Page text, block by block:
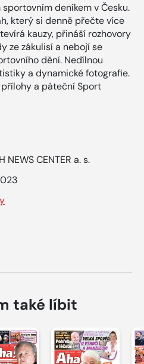
deníkem v Česku.
který si denně přečte více
kauzy, přináší rozhovory
ze zákulisí a nebojí se
dění. Nedílnou
a dynamické fotografie.
a páteční Sport
NEWS CENTER a. s.
také líbit